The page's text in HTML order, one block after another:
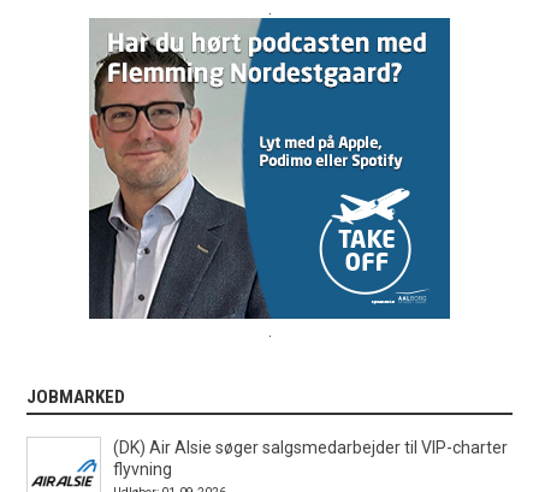
JOBMARKED
(DK) Air Alsie søger salgsmedarbejder til VIP-charter
flyvning